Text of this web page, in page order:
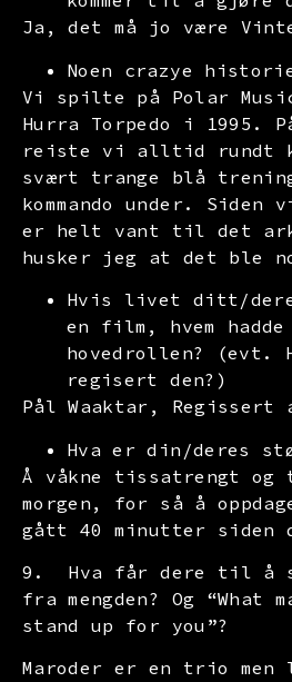
Ja, det må jo være
Noen crazye
Vi spilte på Polar
Hurra Torpedo i 1995.
reiste vi alltid rundt
svært trange blå
kommando under.
er helt vant til det
husker jeg at det ble
Hvis livet ditt/
en film, hvem
hovedrollen? (evt.
regisert den?)
Pål Waaktar, Regissert
Hva er din/deres
Å våkne tissatrengt
morgen, for så å
gått 40 minutter siden
9. Hva får dere til å
fra mengden? Og “What
stand up for you”?
Maroder er en trio men